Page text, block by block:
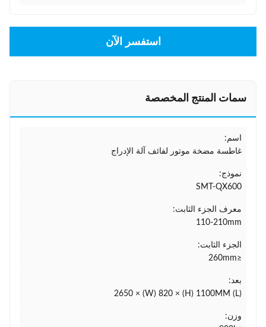
استفسر الآن
سمات المنتج المخصصة
اسم:
غاطسة مضخة موتور لفائف آلة الإدراج
نموذج:
SMT-QX600
معرف الجزء الثابت:
110-210mm
الجزء الثابت:
≤260mm
بعد:
(L) 2650 × (W) 820 × (H) 1100MM
وزن: